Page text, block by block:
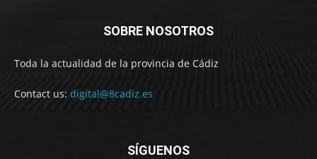
SOBRE NOSOTROS
Toda la actualidad de la provincia de Cádiz
Contact us: digital@8cadiz.es
SÍGUENOS